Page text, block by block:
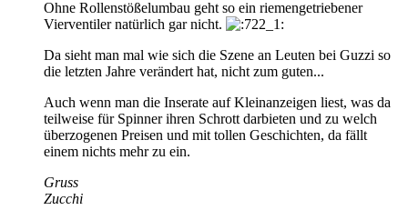
Ohne Rollenstößelumbau geht so ein riemengetriebener
Vierventiler natürlich gar nicht.
Da sieht man mal wie sich die Szene an Leuten bei Guzzi so
die letzten Jahre verändert hat, nicht zum guten...
Auch wenn man die Inserate auf Kleinanzeigen liest, was da
teilweise für Spinner ihren Schrott darbieten und zu welch
überzogenen Preisen und mit tollen Geschichten, da fällt
einem nichts mehr zu ein.
Gruss
Zucchi